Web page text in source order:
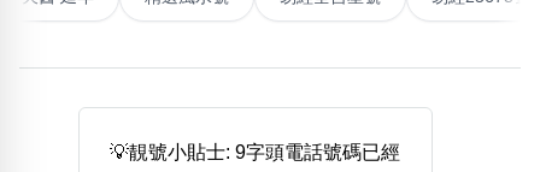
888尾
999尾 777尾 9字頭 6字頭
無4字
全大數字
5萬以上 生天延 全吉星(全號)
💡靚號小貼士: 9字頭電話號碼已經